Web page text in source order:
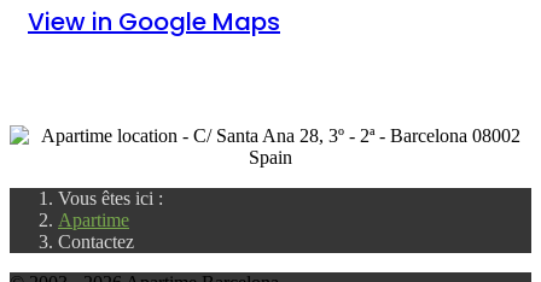
View in Google Maps
Vous êtes ici :
Apartime
Contactez